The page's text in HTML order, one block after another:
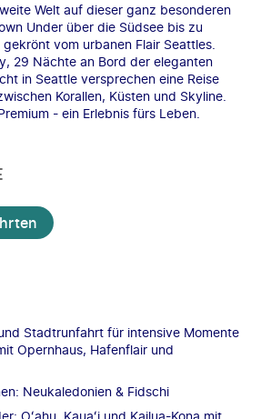
Welt auf dieser ganz besonderen
Under über die Südsee bis zu
vom urbanen Flair Seattles.
29 Nächte an Bord der eleganten
in Seattle versprechen eine Reise
Korallen, Küsten und Skyline.
- ein Erlebnis fürs Leben.
Stadtrunfahrt für intensive Momente
Opernhaus, Hafenflair und
Neukaledonien & Fidschi
Oʻahu, Kauaʻi und Kailua-Kona mit